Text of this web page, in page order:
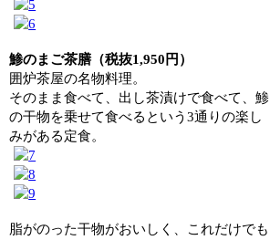
鯵のまご茶膳（税抜1,950円）
囲炉茶屋の名物料理。
そのまま食べて、出し茶漬けで食べて、鯵
の干物を乗せて食べるという3通りの楽し
みがある定食。
脂がのった干物がおいしく、これだけでも